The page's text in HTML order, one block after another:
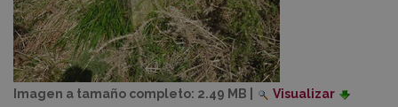
Imagen a tamaño completo: 2.49 MB
Visualizar